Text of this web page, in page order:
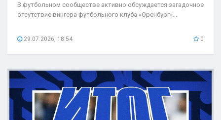
В футбольном сообществе активно обсуждается загадочное
отсутствие вингера футбольного клуба «Оренбург»...
29.07.2026, 18:54 0